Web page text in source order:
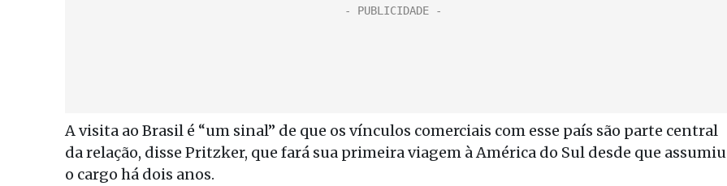
A visita ao Brasil é “um sinal” de que os vínculos comerciais com esse país são parte central
da relação, disse Pritzker, que fará sua primeira viagem à América do Sul desde que assumiu
o cargo há dois anos.